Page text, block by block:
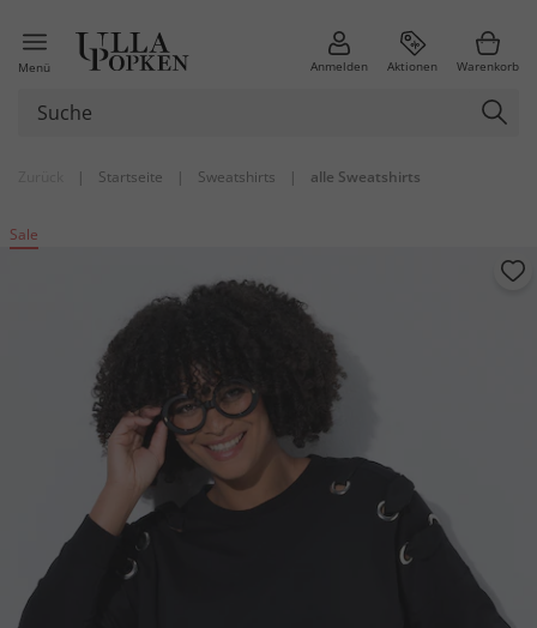
Menü Anmelden Aktionen Warenkorb
| Startseite | Sweatshirts | alle Sweatshirts
Sale